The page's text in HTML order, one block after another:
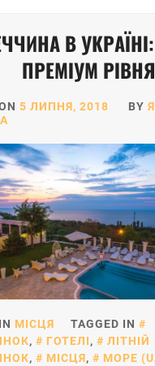
В
ПРЕМІУМ РІВНЯ
5 ЛИПНЯ, 2018 BY
МІСЦЯ
TAGGED IN
, ГОТЕЛІ,
ЛІТНІЙ
, МІСЦЯ, МОРЕ